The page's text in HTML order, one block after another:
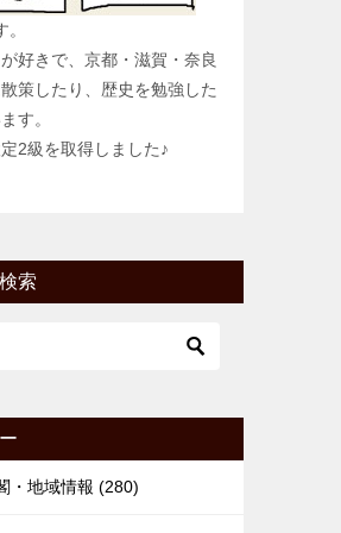
好きで、京都・滋賀・奈良
策したり、歴史を勉強した
す。
2級を取得しました♪
索
・地域情報 (280)